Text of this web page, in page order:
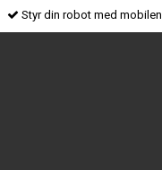
Styr din robot med mobilen